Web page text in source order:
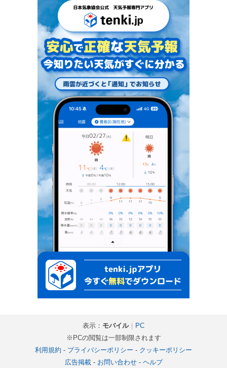
表示： モバイル｜ PC
※PCの閲覧は一部制限されます
利用規約 - プライバシーポリシー - クッキーポリシー
広告掲載- お問い合わせ- ヘルプ